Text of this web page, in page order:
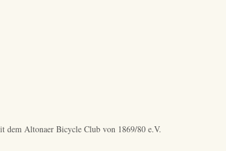
dem Altonaer Bicycle Club von 1869/80 e.V.